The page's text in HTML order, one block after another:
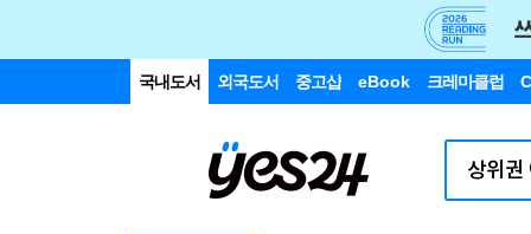
국내도서 외국도서 중고샵 eBook 크레마클럽